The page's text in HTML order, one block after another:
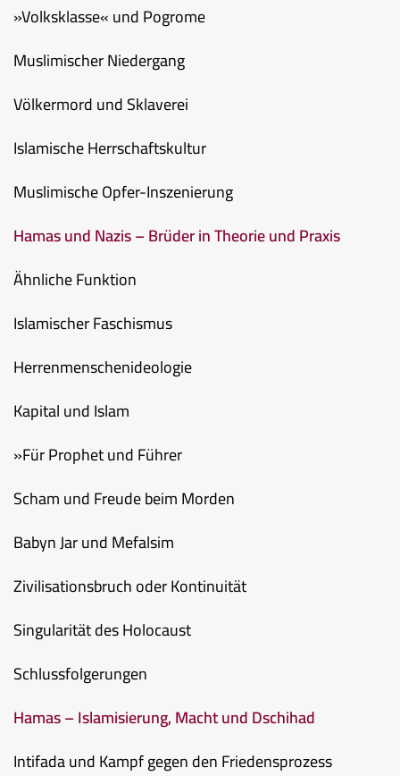
»Volksklasse« und Pogrome
Muslimischer Niedergang
Völkermord und Sklaverei
Islamische Herrschaftskultur
Muslimische Opfer-Inszenierung
Hamas und Nazis – Brüder in Theorie und Praxis
Ähnliche Funktion
Islamischer Faschismus
Herrenmenschenideologie
Kapital und Islam
»Für Prophet und Führer
Scham und Freude beim Morden
Babyn Jar und Mefalsim
Zivilisationsbruch oder Kontinuität
Singularität des Holocaust
Schlussfolgerungen
Hamas – Islamisierung, Macht und Dschihad
Intifada und Kampf gegen den Friedensprozess